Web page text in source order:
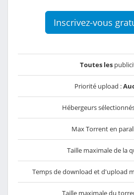
Inscrivez-vous
Toutes les
Priorité upload :
Hébergeurs
Max Torrent en
Taille maximale de la
Temps de download et d'upload
Taille maximale du